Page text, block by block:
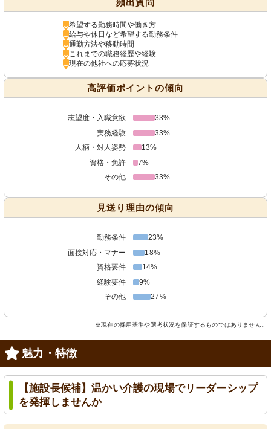
頻出質問
希望する勤務時間や働き方
給与や休日など希望する勤務条件
通勤方法や移動時間
これまでの職務経歴や経験
現在の他社への応募状況
高評価ポイントの傾向
志望度・入職意欲
33%
実務経験
33%
人柄・対人姿勢
13%
資格・免許
7%
その他
33%
見送り理由の傾向
勤務条件
23%
面接対応・マナー
18%
資格要件
14%
経験要件
9%
その他
27%
※現在の採用基準や選考状況を保証するものではありません。
魅力・特徴
【施設長候補】温かい介護の現場でリーダーシップ
を発揮しませんか